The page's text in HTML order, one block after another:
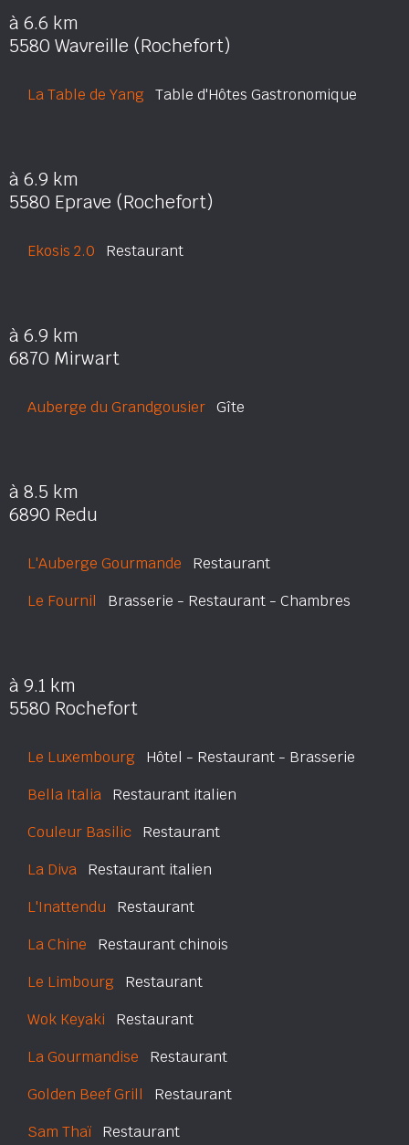
à 6.6 km
5580 Wavreille (Rochefort)
La Table de Yang Table d'Hôtes Gastronomique
à 6.9 km
5580 Eprave (Rochefort)
Ekosis 2.0 Restaurant
à 6.9 km
6870 Mirwart
Auberge du Grandgousier Gîte
à 8.5 km
6890 Redu
L'Auberge Gourmande Restaurant
Le Fournil Brasserie - Restaurant - Chambres
à 9.1 km
5580 Rochefort
Le Luxembourg Hôtel - Restaurant - Brasserie
Bella Italia Restaurant italien
Couleur Basilic Restaurant
La Diva Restaurant italien
L'Inattendu Restaurant
La Chine Restaurant chinois
Le Limbourg Restaurant
Wok Keyaki Restaurant
La Gourmandise Restaurant
Golden Beef Grill Restaurant
Sam Thaï Restaurant